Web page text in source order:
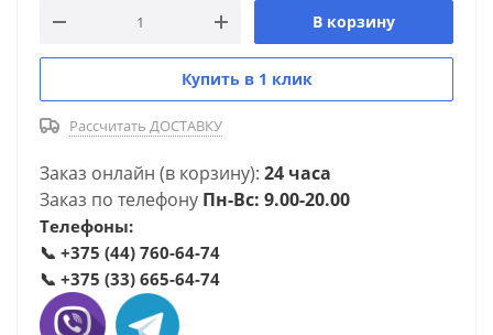
В корзину
Купить в 1 клик
Рассчитать ДОСТАВКУ
Заказ онлайн (в корзину): 24 часа
Заказ по телефону Пн-Вс: 9.00-20.00
Телефоны:
📞 +375 (44) 760-64-74
📞 +375 (33) 665-64-74